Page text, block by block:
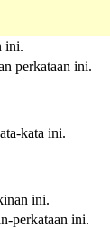
ini.
perkataan ini.
kata ini.
ini.
perkataan ini.